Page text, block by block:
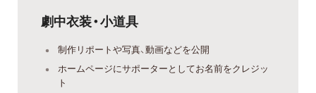
劇中衣装・小道具
制作リポートや写真、動画などを公開
ホームページにサポーターとしてお名前をクレジッ
ト